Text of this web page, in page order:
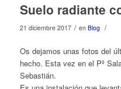
Suelo radiante
21 diciembre 2017 / en Blog /
Os dejamos unas fotos del
hecho. Esta vez en el Pº
Sebastián.